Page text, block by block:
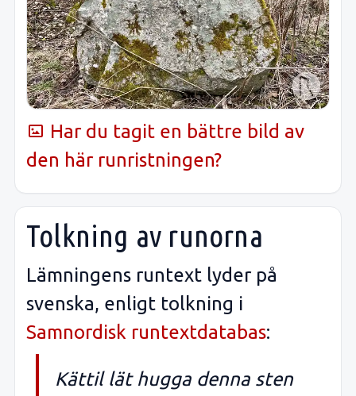
Har du tagit en bättre bild av
den här runristningen?
Tolkning av runorna
Lämningens runtext lyder på
svenska, enligt tolkning i
Samnordisk runtextdatabas:
Kättil lät hugga denna sten